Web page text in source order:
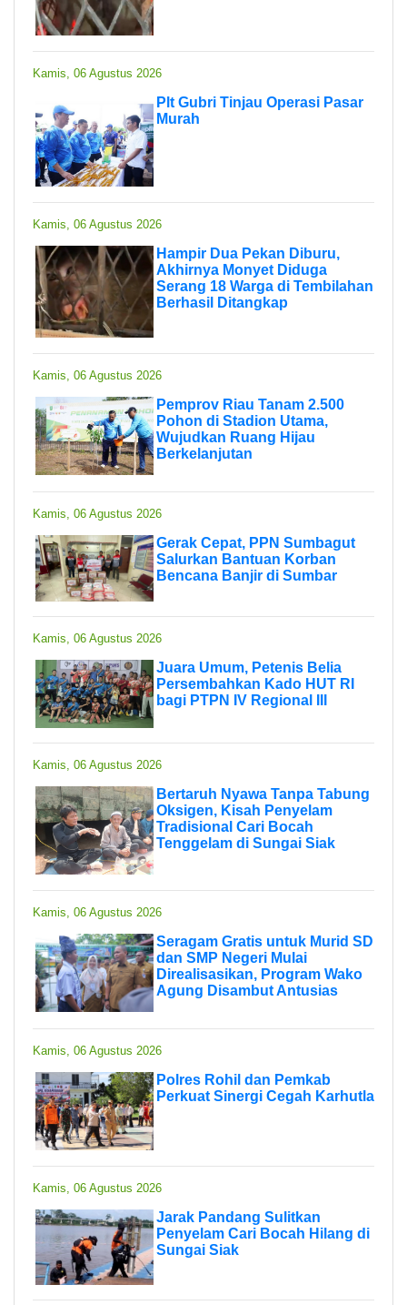
Kamis, 06 Agustus 2026
Plt Gubri Tinjau Operasi Pasar
Murah
Kamis, 06 Agustus 2026
Hampir Dua Pekan Diburu,
Akhirnya Monyet Diduga
Serang 18 Warga di Tembilahan
Berhasil Ditangkap
Kamis, 06 Agustus 2026
Pemprov Riau Tanam 2.500
Pohon di Stadion Utama,
Wujudkan Ruang Hijau
Berkelanjutan
Kamis, 06 Agustus 2026
Gerak Cepat, PPN Sumbagut
Salurkan Bantuan Korban
Bencana Banjir di Sumbar
Kamis, 06 Agustus 2026
Juara Umum, Petenis Belia
Persembahkan Kado HUT RI
bagi PTPN IV Regional III
Kamis, 06 Agustus 2026
Bertaruh Nyawa Tanpa Tabung
Oksigen, Kisah Penyelam
Tradisional Cari Bocah
Tenggelam di Sungai Siak
Kamis, 06 Agustus 2026
Seragam Gratis untuk Murid SD
dan SMP Negeri Mulai
Direalisasikan, Program Wako
Agung Disambut Antusias
Kamis, 06 Agustus 2026
Polres Rohil dan Pemkab
Perkuat Sinergi Cegah Karhutla
Kamis, 06 Agustus 2026
Jarak Pandang Sulitkan
Penyelam Cari Bocah Hilang di
Sungai Siak